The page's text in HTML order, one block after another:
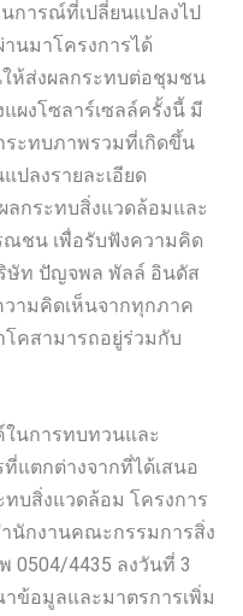
การณ์ที่เปลี่ยนแปลงไป
นมาโครงการได้
ให้ส่งผลกระทบต่อชุมชน
ผงโซลาร์เซลล์ครั้งนี้ มี
ระทบภาพรวมที่เกิดขึ้น
ปลงรายละเอียด
ลกระทบสิ่งแวดล้อมและ
ณชน เพื่อรับฟังความคิด
ษัท ปัญจพล พัลล์ อินดัส
ามคิดเห็นจากทุกภาค
คสามารถอยู่ร่วมกับ
ในการทบทวนและ
ที่แตกต่างจากที่ได้เสนอ
ทบสิ่งแวดล้อม โครงการ
ำนักงานคณะกรรมการสิ่ง
0504/4435 ลงวันที่ 3
ข้อมูลและมาตรการเพิ่ม